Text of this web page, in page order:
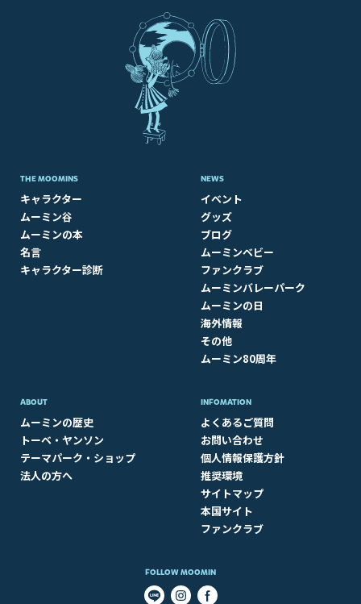
THE MOOMINS
キャラクター
ムーミン谷
ムーミンの本
名言
キャラクター診断
NEWS
イベント
グッズ
ブログ
ムーミンベビー
ファンクラブ
ムーミンバレーパーク
ムーミンの日
海外情報
その他
ムーミン80周年
ABOUT​
ムーミンの歴史
トーベ・ヤンソン
テーマパーク・ショップ
法人の方へ
INFOMATION
よくあるご質問
お問い合わせ
個人情報保護方針
推奨環境
サイトマップ
本国サイト
ファンクラブ
FOLLOW MOOMIN